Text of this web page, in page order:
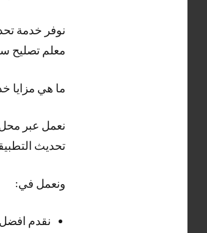
نوفر خدمة
معلم تصليح
ما هي مزايا
نعمل عبر
تحديث
ونعمل في:
نقدم